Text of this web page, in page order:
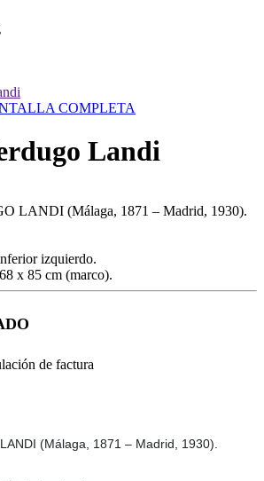
COMPLETA
Landi
LANDI (Málaga, 1871 – Madrid, 1930).
izquierdo.
x 85 cm (marco).
de factura
(Málaga, 1871 – Madrid, 1930).